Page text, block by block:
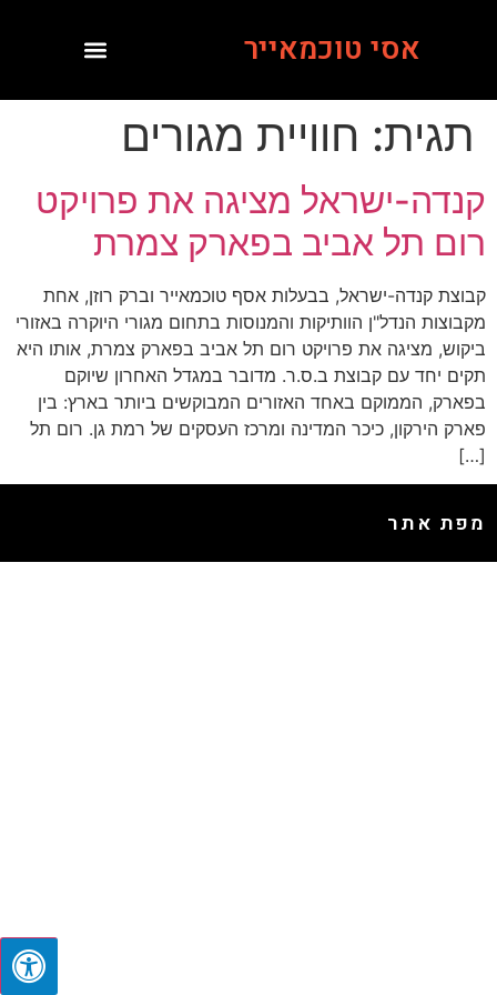
אסי טוכמאייר
תגית: חוויית מגורים
קנדה-ישראל מציגה את פרויקט
רום תל אביב בפארק צמרת
קבוצת קנדה-ישראל, בבעלות אסף טוכמאייר וברק רוזן, אחת
מקבוצות הנדל"ן הוותיקות והמנוסות בתחום מגורי היוקרה באזורי
ביקוש, מציגה את פרויקט רום תל אביב בפארק צמרת, אותו היא
תקים יחד עם קבוצת ב.ס.ר. מדובר במגדל האחרון שיוקם
בפארק, הממוקם באחד האזורים המבוקשים ביותר בארץ: בין
פארק הירקון, כיכר המדינה ומרכז העסקים של רמת גן. רום תל
[…]
מפת אתר